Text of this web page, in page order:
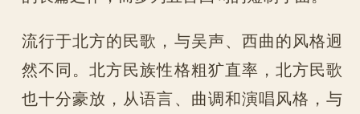
流行于北方的民歌，与吴声、西曲的风格迥
然不同。北方民族性格粗犷直率，北方民歌
也十分豪放，从语言、曲调和演唱风格，与